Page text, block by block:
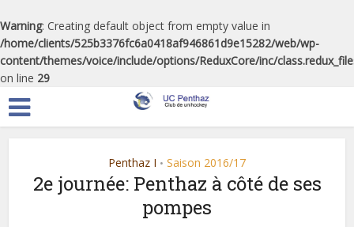
Warning: Creating default object from empty value in
/home/clients/525b3376fc6a0418af946861d9e15282/web/wp-
content/themes/voice/include/options/ReduxCore/inc/
on line 29
Penthaz I • Saison 2016/17
2e journée: Penthaz à côté de ses
pompes